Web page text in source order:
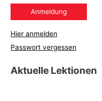
Hier anmelden
Passwort vergessen
Aktuelle Lektionen